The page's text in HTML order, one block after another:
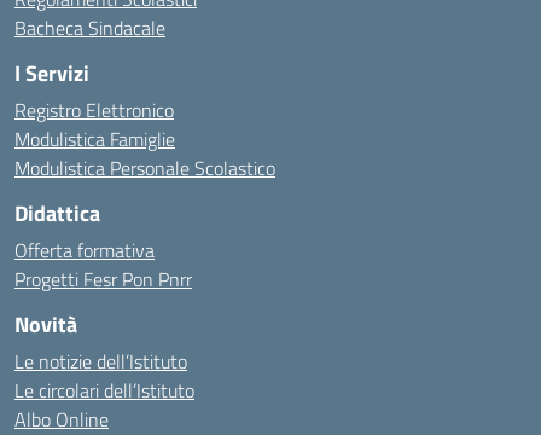
Bacheca Sindacale
I Servizi
Registro Elettronico
Modulistica Famiglie
Modulistica Personale Scolastico
Didattica
Offerta formativa
Progetti Fesr Pon Pnrr
Novità
Le notizie dell’Istituto
Le circolari dell’Istituto
Albo Online